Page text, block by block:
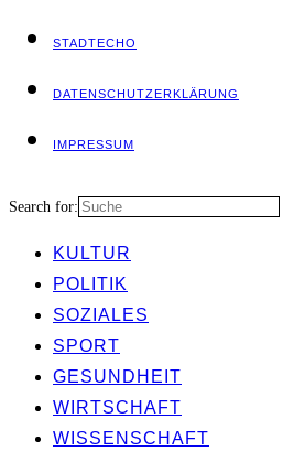
STADT­ECHO
DATEN­SCHUTZ­ER­KLÄ­RUNG
IMPRES­SUM
Search for:
KUL­TUR
POLI­TIK
SOZIA­LES
SPORT
GESUND­HEIT
WIRT­SCHAFT
WIS­SEN­SCHAFT